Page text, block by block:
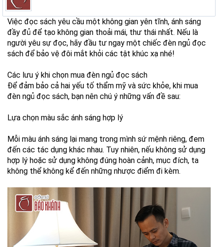
Việc đọc sách yêu cầu một không gian yên tĩnh, ánh sáng
đầy đủ để tạo không gian thoải mái, thư thái nhất. Nếu là
người yêu sự đọc, hãy đầu tư ngay một chiếc đèn ngủ đọc
sách để bảo vệ đôi mắt khỏi các tật khúc xạ nhé!
Các lưu ý khi chọn mua đèn ngủ đọc sách
Để đảm bảo cả hai yếu tố thẩm mỹ và sức khỏe, khi mua
đèn ngủ đọc sách, bạn nên chú ý những vấn đề sau:
Lựa chọn màu sắc ánh sáng hợp lý
Mỗi màu ánh sáng lại mang trong mình sứ mệnh riêng, đem
đến các tác dụng khác nhau. Tuy nhiên, nếu không sử dụng
hợp lý hoặc sử dụng không đúng hoàn cảnh, mục đích, ta
không thể không kể đến những nhược điểm đi kèm.